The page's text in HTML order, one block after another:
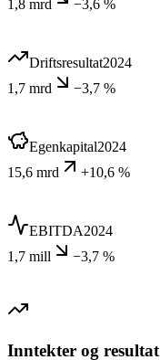
1,8 mrd
−3,6 %
Driftsresultat2024
1,7 mrd
−3,7 %
Egenkapital2024
15,6 mrd
+10,6 %
EBITDA2024
1,7 mill
−3,7 %
Inntekter og resultat